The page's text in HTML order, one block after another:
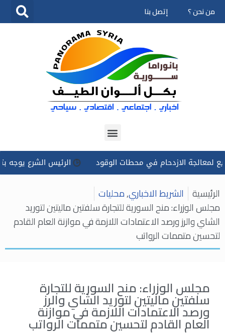
تخطى
من نحن ؟ إتصل بنا
الازدحام في محطات الوقود الرئيس الشرع يوجه
الرئيسية الشريط الاخباري,محليات
مجلس الوزراء: منح السورية للتجارة سلفتين ماليتين لتوريد
الشاي والرز ورصد الاعتمادات اللازمة في موازنة العام القادم
لتحسين متممات الرواتب
مجلس الوزراء: منح السورية للتجارة
سلفتين ماليتين لتوريد الشاي والرز
ورصد الاعتمادات اللازمة في موازنة
العام القادم لتحسين متممات الرواتب